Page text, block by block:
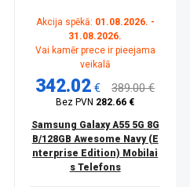
Akcija spēkā: 01.08.2026. -
31.08.2026.
Vai kamēr prece ir pieejama
veikalā
342.02 € 389.00 €
Bez PVN 282.66 €
Samsung Galaxy A55 5G 8G
B/128GB Awesome Navy (E
nterprise Edition) Mobilai
s Telefons